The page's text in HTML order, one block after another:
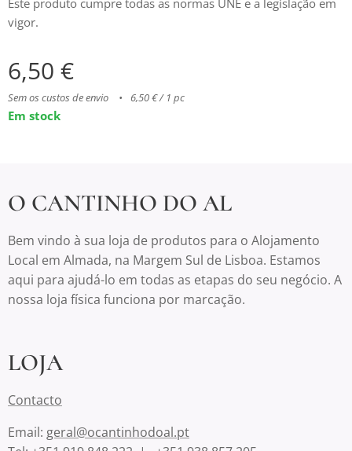
Este produto cumpre todas as normas UNE e a legislação em
vigor.
6,50 €
Sem os custos de envio 6,50 € / 1 pc
Em stock
O CANTINHO DO AL
Bem vindo à sua loja de produtos para o Alojamento
Local em Almada, na Margem Sul de Lisboa. Estamos
aqui para ajudá-lo em todas as etapas do seu negócio. A
nossa loja física funciona por marcação.
LOJA
Contacto
Email: geral@ocantinhodoal.pt